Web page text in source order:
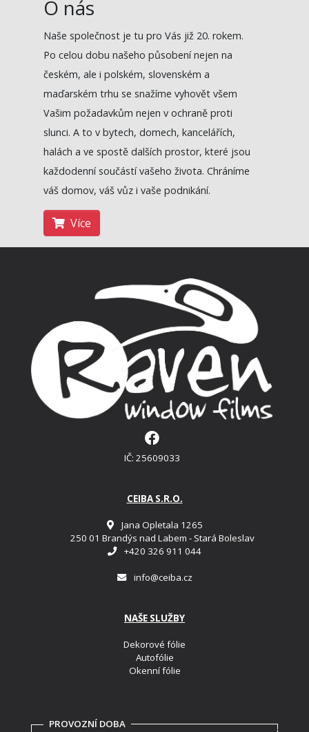
O nás
Naše společnost je tu pro Vás již 20. rokem.
Po celou dobu našeho působení nejen na
českém, ale i polském, slovenském a
maďarském trhu se snažíme vyhovět všem
Vašim požadavkům nejen v ochraně proti
slunci. A to v bytech, domech, kancelářích,
halách a ve spostě dalších prostor, které jsou
každodenní součástí vašeho života. Chráníme
váš domov, váš vůz i vaše podnikání.
Více
IČ: 25609033
CEIBA S.R.O.
Jana Opletala 1265
250 01 Brandýs nad Labem - Stará Boleslav
+420 326 911 044
info@ceiba.cz
NAŠE SLUŽBY
Dekorové fólie
Autofólie
Okenní fólie
PROVOZNÍ DOBA